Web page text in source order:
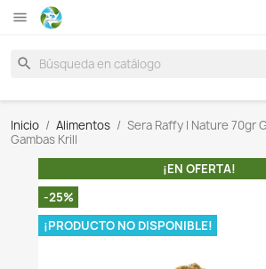

Inicio Alimentos
Sera Raffy I
¡EN